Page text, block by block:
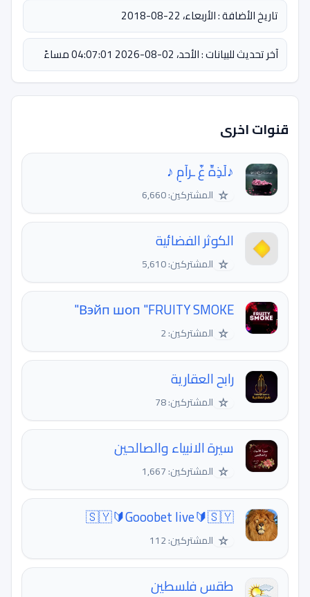
تاريخ الأضافة : الأربعاء، 22-08-2018
آخر تحديث للبيانات : الأحد، 02-08-2026 04:07:01 مساءً
قنوات اخرى
♪لَذِةّ غّ ـرآمِ ♪
☆ المشتركين: 6,660
الکوثر الفضائیة
☆ المشتركين: 5,610
Вэйп шоп "FRUITY SMOKE"
☆ المشتركين: 2
رابح العقارية
☆ المشتركين: 78
سيرة الانبياء والصالحين
☆ المشتركين: 1,667
🇸🇾🔰Gooobet live🔰🇸🇾
☆ المشتركين: 112
طقس فلسطين